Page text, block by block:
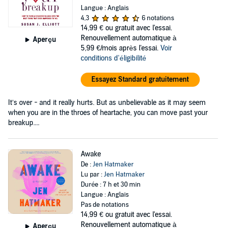
Aperçu
Langue : Anglais
4,3
6 notations
14,99 € ou gratuit avec l'essai.
Renouvellement automatique à
5,99 €/mois après l'essai. Voir
conditions d'éligibilité
Essayez Standard gratuitement
It’s over - and it really hurts. But as unbelievable as it may seem
when you are in the throes of heartache, you can move past your
breakup....
Aperçu
Awake
De :Jen Hatmaker
Lu par :Jen Hatmaker
Durée : 7 h et 30 min
Langue : Anglais
Pas de notations
14,99 € ou gratuit avec l'essai.
Renouvellement automatique à